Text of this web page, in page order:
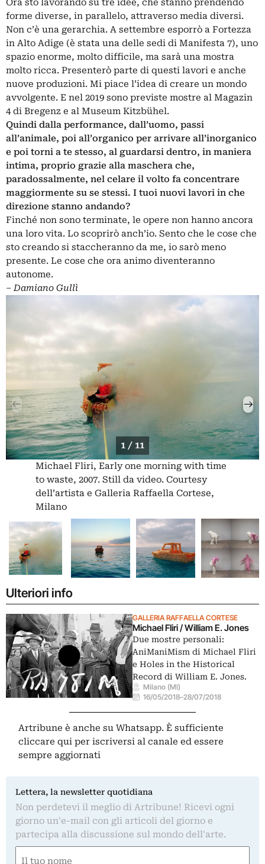
forme diverse, in parallelo, attraverso media diversi.
Non c’è una gerarchia. A settembre esporrò a Fortezza
in Alto Adige (è stata una delle sedi di Manifesta 7), uno
spazio enorme, molto difficile, ma sarà una mostra
molto ricca. Presenterò parte di questi lavori e anche
nuove produzioni. Mi piace l’idea di creare un mondo
avvolgente. E nel 2019 sono previste mostre al Magazin
4 di Bregenz e al Museum Kitzbühel.
Quindi dalla performance, dall’uomo, passi
all’animale, poi all’organico per arrivare all’inorganico
e poi torni a te stesso, al guardarsi dentro, in maniera
intima, proprio grazie alla maschera che,
paradossalmente, nel celare il volto fa concentrare
maggiormente su se stessi. I tuoi nuovi lavori in che
direzione stanno andando?
Finché non sono terminate, le opere non hanno ancora
una loro vita. Lo scoprirò anch’io. Sento che le cose che
sto creando si staccheranno da me, io sarò meno
presente. Le cose che ora animo diventeranno
autonome.
‒ Damiano Gullì
1 / 11
Michael Fliri, Early one morning with time
to waste, 2007. Still da video. Courtesy
dell’artista e Galleria Raffaella Cortese,
Milano
Ulteriori info
GALLERIA RAFFAELLA CORTESE
Michael Fliri / William E. Jones
Due mostre personali:
AniManiMism di Michael Fliri
e Holes in the Historical
Record di William E. Jones.
Milano (MI)
16/05/2018–28/07/2018
Artribune è anche su Whatsapp. È sufficiente
cliccare qui per iscriversi al canale ed essere
sempre aggiornati
Lettera, la newsletter quotidiana
Non perdetevi il meglio di Artribune! Ricevi ogni
giorno un'e-mail con gli articoli del giorno e
partecipa alla discussione sul mondo dell'arte.